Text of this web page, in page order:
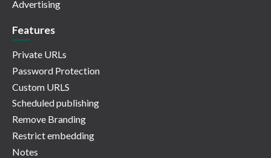
Advertising
Features
Private URLs
Password Protection
Custom URLS
Scheduled publishing
Remove Branding
Restrict embedding
Notes